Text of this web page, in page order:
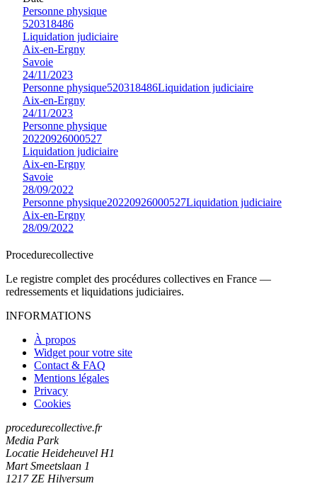
Personne physique
520318486
Liquidation judiciaire
Aix-en-Ergny
Savoie
24/11/2023
Personne physique520318486Liquidation judiciaire
Aix-en-Ergny
24/11/2023
Personne physique
20220926000527
Liquidation judiciaire
Aix-en-Ergny
Savoie
28/09/2022
Personne physique20220926000527Liquidation judiciaire
Aix-en-Ergny
28/09/2022
Procedurecollective
Le registre complet des procédures collectives en France —
redressements et liquidations judiciaires.
INFORMATIONS
À propos
Widget pour votre site
Contact & FAQ
Mentions légales
Privacy
Cookies
procedurecollective.fr
Media Park
Locatie Heideheuvel H1
Mart Smeetslaan 1
1217 ZE Hilversum